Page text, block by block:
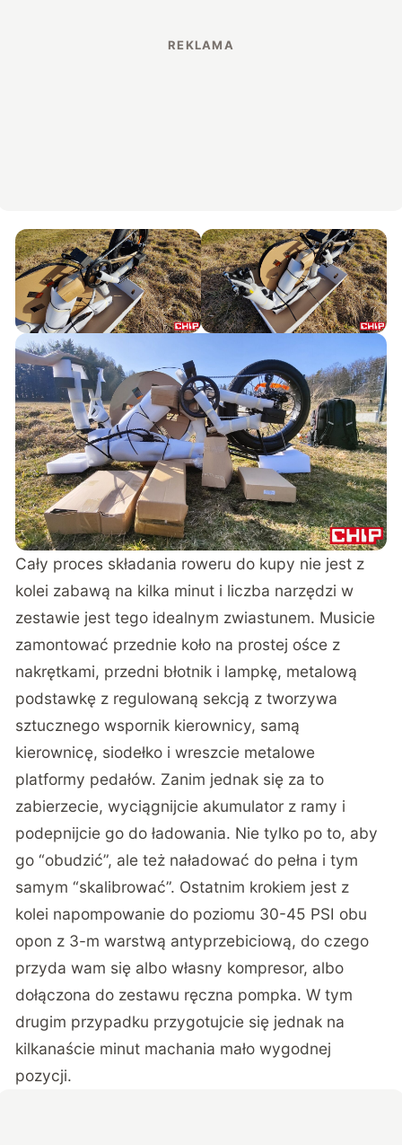
Cały proces składania roweru do kupy nie jest z
kolei zabawą na kilka minut i liczba narzędzi w
zestawie jest tego idealnym zwiastunem. Musicie
zamontować przednie koło na prostej ośce z
nakrętkami, przedni błotnik i lampkę, metalową
podstawkę z regulowaną sekcją z tworzywa
sztucznego wspornik kierownicy, samą
kierownicę, siodełko i wreszcie metalowe
platformy pedałów. Zanim jednak się za to
zabierzecie, wyciągnijcie akumulator z ramy i
podepnijcie go do ładowania. Nie tylko po to, aby
go “obudzić”, ale też naładować do pełna i tym
samym “skalibrować”. Ostatnim krokiem jest z
kolei napompowanie do poziomu 30-45 PSI obu
opon z 3-m warstwą antyprzebiciową, do czego
przyda wam się albo własny kompresor, albo
dołączona do zestawu ręczna pompka. W tym
drugim przypadku przygotujcie się jednak na
kilkanaście minut machania mało wygodnej
pozycji.